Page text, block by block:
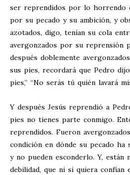
ser reprendidos por lo horrendo
por su pecado y su ambición, y
azotados, digo, tenían su cola
avergonzados por su reprensión
después doblemente
sus pies, recordará que Pedro
pies,” “No serás tú quién lavará
Y después Jesús reprendió a
pies no tienes parte conmigo.
reprendidos. Fueron
condición en dónde su pecado ha
y no pueden esconderlo. Y, están
debilidad, que ni si quiera confían